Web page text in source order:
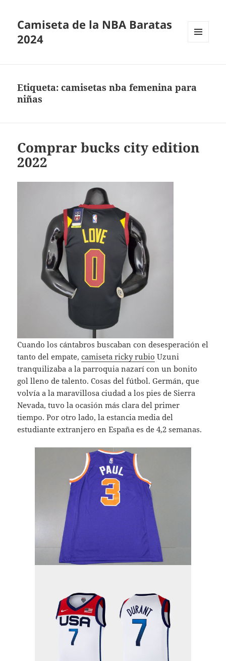
Camiseta de la NBA Baratas
2024
Etiqueta:camisetas nba femenina para
niñas
Comprar bucks city edition
2022
Cuando los cántabros buscaban con desesperación el
tanto del empate,camiseta ricky rubio Uzuni
tranquilizaba a la parroquia nazarí con un bonito
gol lleno de talento. Cosas del fútbol. Germán, que
volvía a la maravillosa ciudad a los pies de Sierra
Nevada, tuvo la ocasión más clara del primer
tiempo. Por otro lado, la estancia media del
estudiante extranjero en España es de 4,2 semanas.